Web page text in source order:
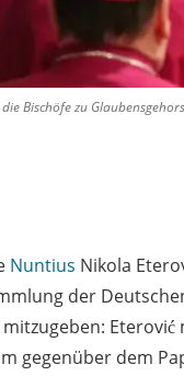
Bischöfe zu
Nuntius Nikola
der
gegenüber dem